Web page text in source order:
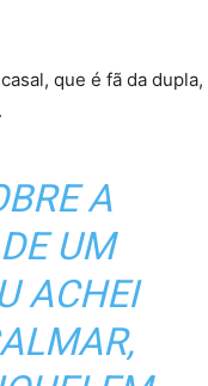
que é fã da dupla,
A
UM
ACHEI